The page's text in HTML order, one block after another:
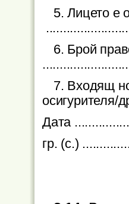
5. Лицето е
6. Брой
7. Входящ
осигурителя/
Дата
гр. (с.)